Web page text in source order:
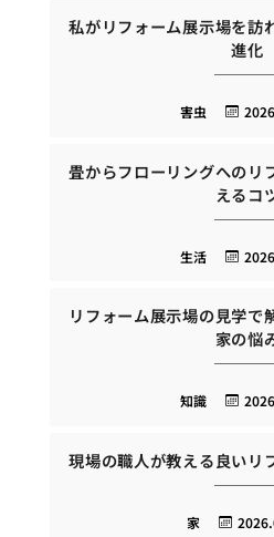
私がリフォーム展示場を訪
進化
害虫
畳からフローリングへのリ
えるコ
生活
リフォーム展示場の見学で
家の悩
知識
現場の職人が教える良いリ
家